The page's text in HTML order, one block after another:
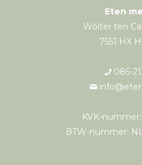
Eten
Wolter ten
7551 HX
085-
KVK-
BTW-nummer: